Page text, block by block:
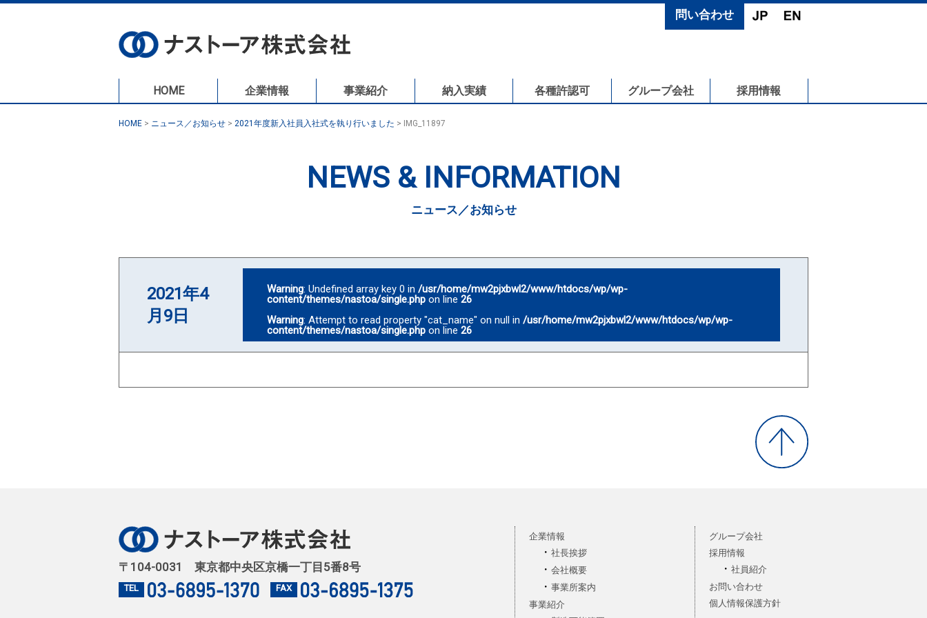
問い合わせ
HOME 企業情報 事業紹介 納入実績 各種許認可 グループ会社 採用情報
HOME > ニュース／お知らせ > 2021年度新入社員入社式を執り行いました > IMG_11897
NEWS & INFORMATION
ニュース／お知らせ
2021年4
月9日
Warning: Undefined array key 0 in/usr/home/mw2pjxbwl2/www/htdocs/wp/wp-
content/themes/nastoa/single.php on line26
Warning: Attempt to read property "cat_name" on null in/usr/home/mw2pjxbwl2/www/htdocs/wp/wp-
content/themes/nastoa/single.php on line26
〒104-0031 東京都中央区京橋一丁目5番8号
TEL FAX
企業情報
社長挨拶
会社概要
事業所案内
事業紹介
グループ会社
採用情報
社員紹介
お問い合わせ
個人情報保護方針